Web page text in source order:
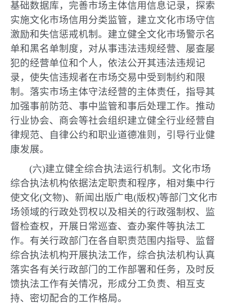
基础数据库，完善市场主体信用信息记录，探索
实施文化市场信用分类监管，建立文化市场守信
激励和失信惩戒机制。建立健全文化市场警示名
单和黑名单制度，对从事违法违规经营、屡查屡
犯的经营单位和个人，依法公开其违法违规记
录，使失信违规者在市场交易中受到制约和限
制。落实市场主体守法经营的主体责任，指导其
加强事前防范、事中监管和事后处理工作。推动
行业协会、商会等社会组织建立健全行业经营自
律规范、自律公约和职业道德准则，引导行业健
康发展。
(六)建立健全综合执法运行机制。文化市场
综合执法机构依据法定职责和程序，相对集中行
使文化(文物)、新闻出版广电(版权)等部门文化市
场领域的行政处罚权以及相关的行政强制权、监
督检查权，开展日常巡查、查办案件等执法工
作。有关行政部门在各自职责范围内指导、监督
综合执法机构开展执法工作，综合执法机构认真
落实各有关行政部门的工作部署和任务，及时反
馈执法工作有关情况，形成分工负责、相互支
持、密切配合的工作格局。